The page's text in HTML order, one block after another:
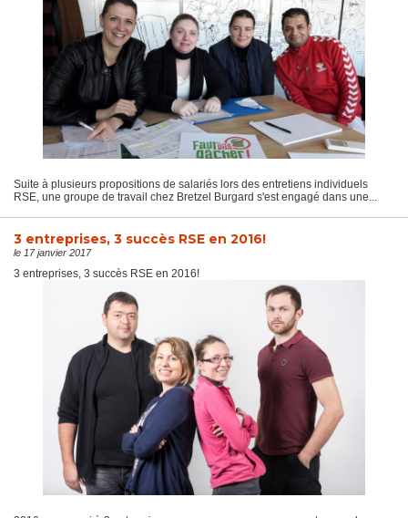
Suite à plusieurs propositions de salariés lors des entretiens individuels
RSE, une groupe de travail chez Bretzel Burgard s'est engagé dans une...
3 entreprises, 3 succès RSE en 2016!
le 17 janvier 2017
3 entreprises, 3 succès RSE en 2016!